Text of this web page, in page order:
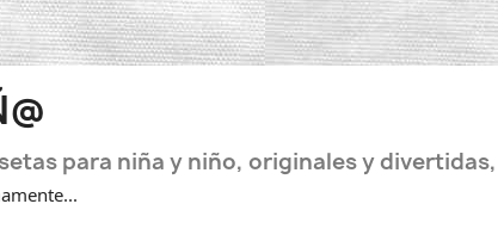
para niña y niño, originales y